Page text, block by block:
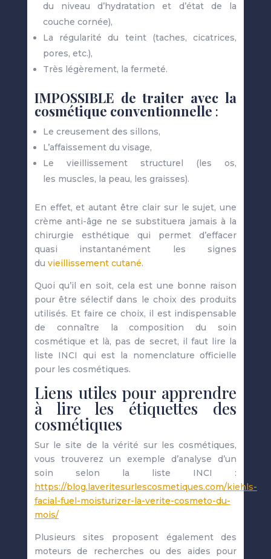
du niveau d’hydratation et d’état de la
couche cornée),
La régularité du teint (taches, cicatrices,
pores, etc.),
Très légèrement, la fermeté.
IMPOSSIBLE de traiter avec la
cosmétique conventionnelle :
Le creusement des sillons,
L’affaissement du visage,
Le vieillissement structurel (les os,
les muscles, la peau, les graisses).
En effet, et autant être clair sur le sujet, une
crème anti-âge ne se substituera jamais à la
chirurgie esthétique qui permet d’effacer
quasi instantanément les signes
du vieillissement cutané.
Quoi qu’il en soit, cela est une bonne raison
pour être sélectif dans le choix des produits
utilisés. Et faire ce choix, il est indispensable
de connaître la composition du soin
cosmétique et là, pas de secret, il faut lire la
liste INCI qui est la nomenclature officielle
pour les cosmétiques.
Liens utiles pour apprendre
à lire les étiquettes des
cosmétiques
Sur le site de la vérité sur les cosmétiques,
vous trouverez un exemple d’analyse d’un
soin selon la liste INCI :
https://blog.laveritesurlescosmetiques.com/kiehls-
facial-fuel-moisturizer-la-verite-cosmeto-du-
mois/
Plusieurs sites proposent également des
moteurs de recherches ou des aides pour